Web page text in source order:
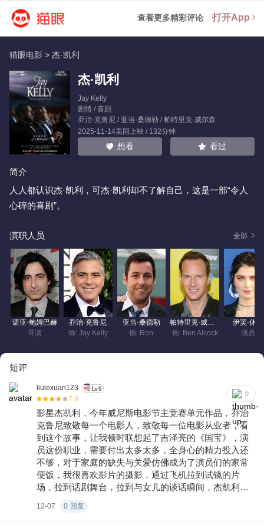
查看更多精彩评论 打开App
猫眼电影 >杰·凯利
杰·凯利
Jay Kelly
剧情 / 喜剧
乔治·克鲁尼/ 亚当·桑德勒 /帕特里克·威尔森
2025-11-14美国上映 / 132分钟
想看 看过
简介
人人都认识杰·凯利，可杰·凯利却不了解自己，这是一部“令人
心碎的喜剧”。
演职人员 全部
诺亚·鲍姆巴赫
导演
乔治·克鲁尼
饰: Jay Kelly
亚当·桑德勒
饰: Ron
帕特里克·威尔森
饰: Ben Alcock
伊芙·休森
演员
短评
liulexuan123
7 分
0
影星杰凯利，今年威尼斯电影节主竞赛单元作品，乔治
克鲁尼致敬每一个电影人，致敬每一位电影从业者，看
到这个故事，让我顿时联想起了吉泽亮的《国宝》，演
员这份职业，需要付出太多太多，全身心的精力投入还
不够，对于家庭的缺失与关爱仿佛成为了演员们的家常
便饭，我很喜欢影片的摄影，通过飞机拉到试镜的片
场，拉到话剧舞台，拉到与女儿的谈话瞬间，杰凯利他
陪伴，对于女儿生日和外出旅行都不记得都不知道，反
12-07 0 回复